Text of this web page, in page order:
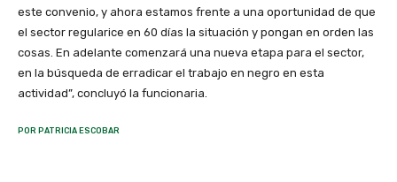
este convenio, y ahora estamos frente a una oportunidad de que
el sector regularice en 60 días la situación y pongan en orden las
cosas. En adelante comenzará una nueva etapa para el sector,
en la búsqueda de erradicar el trabajo en negro en esta
actividad”, concluyó la funcionaria.
POR PATRICIA ESCOBAR